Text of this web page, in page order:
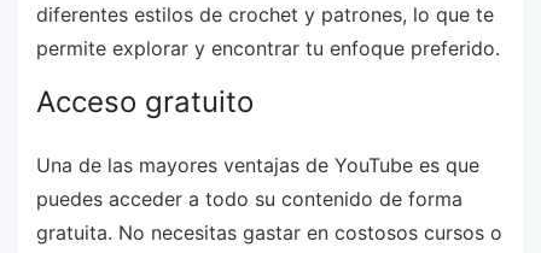
diferentes estilos de crochet y patrones, lo que te
permite explorar y encontrar tu enfoque preferido.
Acceso gratuito
Una de las mayores ventajas de YouTube es que
puedes acceder a todo su contenido de forma
gratuita. No necesitas gastar en costosos cursos o